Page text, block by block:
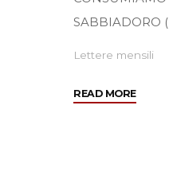
SABBIADORO
Lettere mensili
READ MORE